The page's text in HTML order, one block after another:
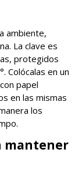
ambiente,
La clave es
protegidos
Colócalas en un
papel
en las mismas
los
mantener